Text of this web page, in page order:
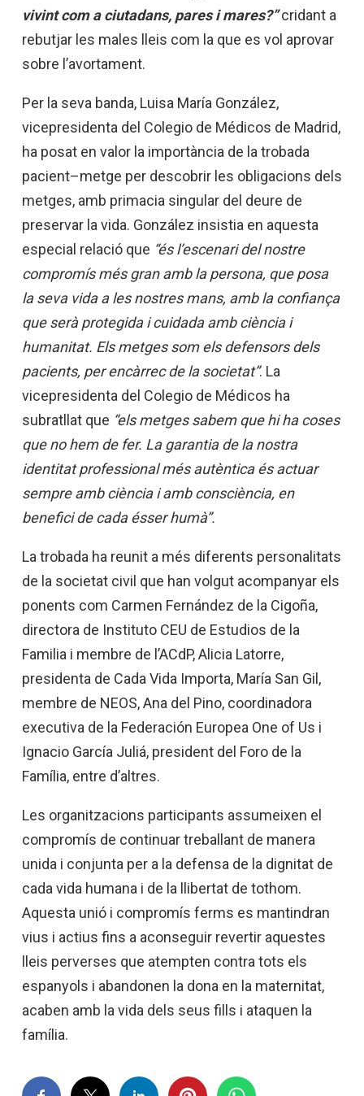
vivint com a ciutadans, pares i mares?”cridant a
rebutjar les males lleis com la que es vol aprovar
sobre l’avortament.
Per la seva banda, Luisa María González,
vicepresidenta del Colegio de Médicos de Madrid,
ha posat en valor la importància de la trobada
pacient–metge per descobrir les obligacions dels
metges, amb primacia singular del deure de
preservar la vida. González insistia en aquesta
especial relació que “és l’escenari del nostre
compromís més gran amb la persona, que posa
la seva vida a les nostres mans, amb la confiança
que serà protegida i cuidada amb ciència i
humanitat. Els metges som els defensors dels
pacients, per encàrrec de la societat”. La
vicepresidenta del Colegio de Médicos ha
subratllat que “els metges sabem que hi ha coses
que no hem de fer. La garantia de la nostra
identitat professional més autèntica és actuar
sempre amb ciència i amb consciència, en
benefici de cada ésser humà”.
La trobada ha reunit a més diferents personalitats
de la societat civil que han volgut acompanyar els
ponents com Carmen Fernández de la Cigoña,
directora de Instituto CEU de Estudios de la
Familia i membre de l’ACdP, Alicia Latorre,
presidenta de Cada Vida Importa, María San Gil,
membre de NEOS, Ana del Pino, coordinadora
executiva de la Federación Europea One of Us i
Ignacio García Juliá, president del Foro de la
Família, entre d’altres.
Les organitzacions participants assumeixen el
compromís de continuar treballant de manera
unida i conjunta per a la defensa de la dignitat de
cada vida humana i de la llibertat de tothom.
Aquesta unió i compromís ferms es mantindran
vius i actius fins a aconseguir revertir aquestes
lleis perverses que atempten contra tots els
espanyols i abandonen la dona en la maternitat,
acaben amb la vida dels seus fills i ataquen la
família.